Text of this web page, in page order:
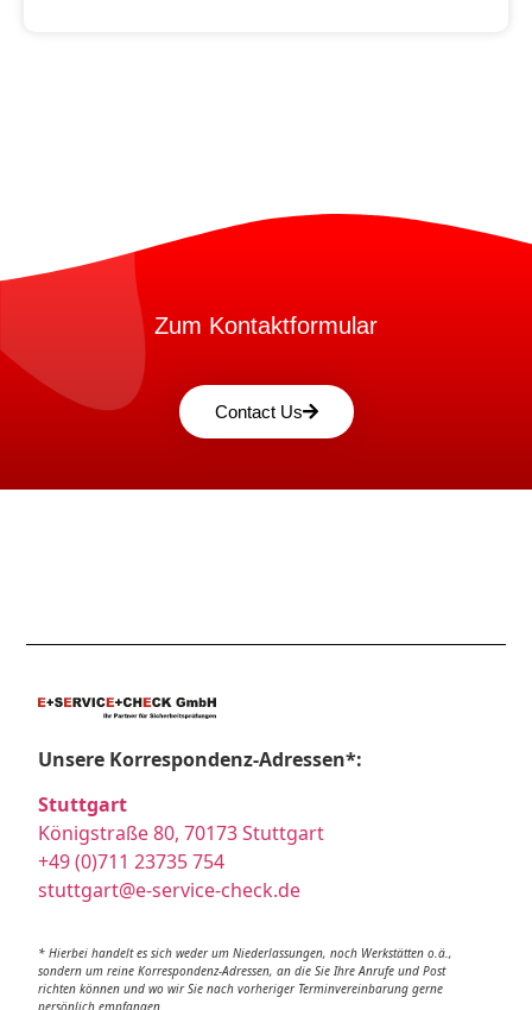
Zum Kontaktformular
Contact Us
Unsere Korrespondenz-Adressen*:
Stuttgart
Königstraße 80, 70173 Stuttgart
+49 (0)711 23735 754
stuttgart@e-service-check.de
* Hierbei handelt es sich weder um Niederlassungen, noch Werkstätten o.ä.,
sondern um reine Korrespondenz-Adressen, an die Sie Ihre Anrufe und Post
richten können und wo wir Sie nach vorheriger Terminvereinbarung gerne